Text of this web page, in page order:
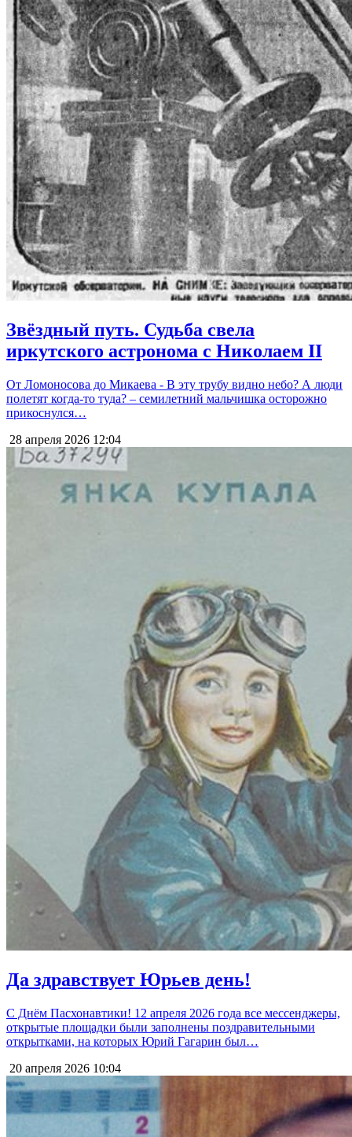
Звёздный путь. Судьба свела
иркутского астронома с Николаем II
От Ломоносова до Микаева - В эту трубу видно небо? А люди
полетят когда-то туда? – семилетний мальчишка осторожно
прикоснулся…
28 апреля 2026 12:04
Да здравствует Юрьев день!
С Днём Пасхонавтики! 12 апреля 2026 года все мессенджеры,
открытые площадки были заполнены поздравительными
открытками, на которых Юрий Гагарин был…
20 апреля 2026 10:04